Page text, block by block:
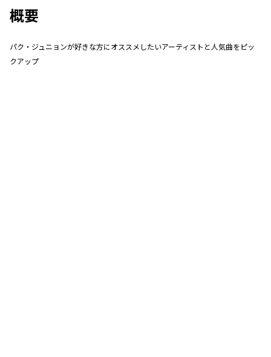
概要
パク・ジュニョンが好きな方にオススメしたいアーティストと人気曲をピッ
クアップ